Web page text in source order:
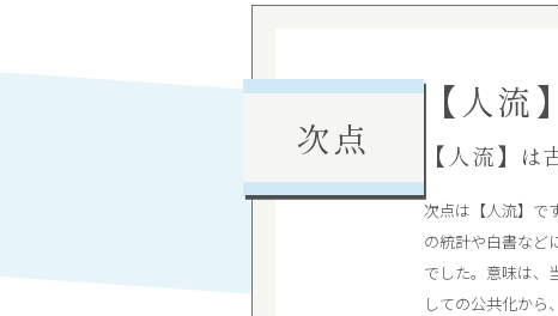
次点
【人流】
【人流】
次点は【人流】で
の統計や白書など
でした。意味は、
しての公共化から